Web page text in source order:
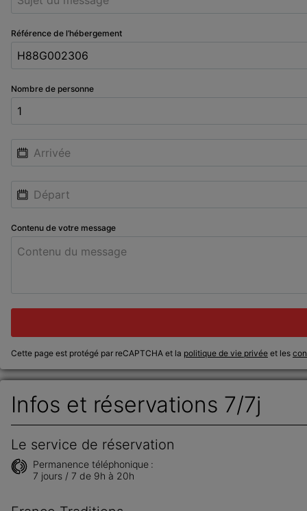
Référence de l’hébergement
Nombre de personne
Contenu de votre message
Cette page est protégé par reCAPTCHA et la politique de vie privée et les
Infos et réservations 7/7j
Le service de réservation
Permanence téléphonique :
7 jours / 7 de 9h à 20h